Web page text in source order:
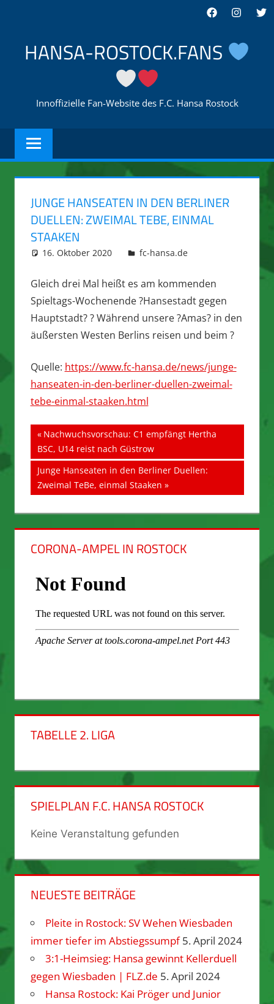
springen
Facebook
HANSA-ROSTOCK.FANS
Innoffizielle Fan-Website des F.C. Hansa Rostock
JUNGE HANSEATEN IN DEN BERLINER
DUELLEN: ZWEIMAL TEBE, EINMAL
STAAKEN
16. Oktober 2020 integromat
fc-hansa.de
Gleich drei Mal heißt es am kommenden
Spieltags-Wochenende ?Hansestadt gegen
Hauptstadt? ? Während unsere ?Amas? in den
äußersten Westen Berlins reisen und beim ?
Quelle: https://www.fc-hansa.de/news/junge-
hanseaten-in-den-berliner-duellen-zweimal-
tebe-einmal-staaken.html
Beitragsnavigation
Vorheriger
Beitrag:
Nachwuchsvorschau: C1 empfängt Hertha
BSC, U14 reist nach Güstrow
Nächster
Beitrag:
Junge Hanseaten in den Berliner Duellen:
Zweimal TeBe, einmal Staaken
CORONA-AMPEL IN ROSTOCK
TABELLE 2. LIGA
SPIELPLAN F.C. HANSA ROSTOCK
Keine Veranstaltung gefunden
NEUESTE BEITRÄGE
Pleite in Rostock: SV Wehen Wiesbaden
immer tiefer im Abstiegssumpf 5. April 2024
3:1-Heimsieg: Hansa gewinnt Kellerduell
gegen Wiesbaden | FLZ.de 5. April 2024
Hansa Rostock: Kai Pröger und Junior